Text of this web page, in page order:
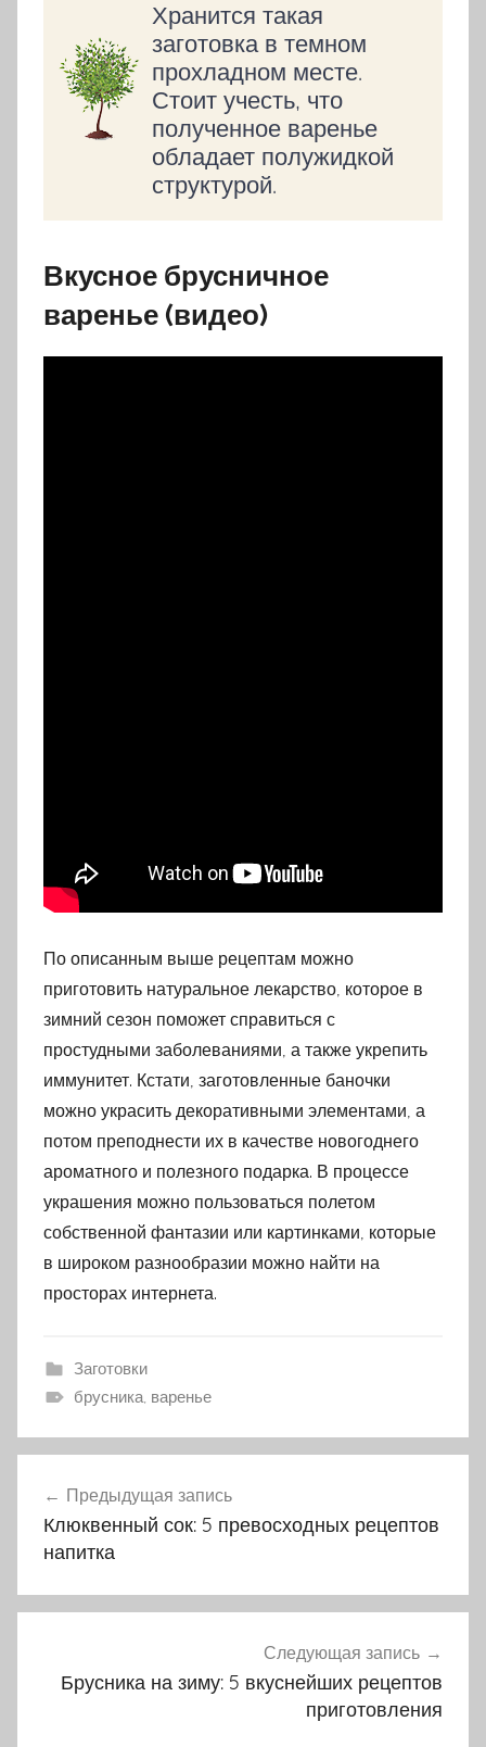
Хранится такая
заготовка в темном
прохладном месте.
Стоит учесть, что
полученное варенье
обладает полужидкой
структурой.
Вкусное брусничное
варенье (видео)
По описанным выше рецептам можно
приготовить натуральное лекарство, которое в
зимний сезон поможет справиться с
простудными заболеваниями, а также укрепить
иммунитет. Кстати, заготовленные баночки
можно украсить декоративными элементами, а
потом преподнести их в качестве новогоднего
ароматного и полезного подарка. В процессе
украшения можно пользоваться полетом
собственной фантазии или картинками, которые
в широком разнообразии можно найти на
просторах интернета.
Заготовки
брусника, варенье
Навигация
по
Предыдущая запись
Клюквенный сок: 5 превосходных рецептов
напитка
Следующая запись
Брусника на зиму: 5 вкуснейших рецептов
приготовления